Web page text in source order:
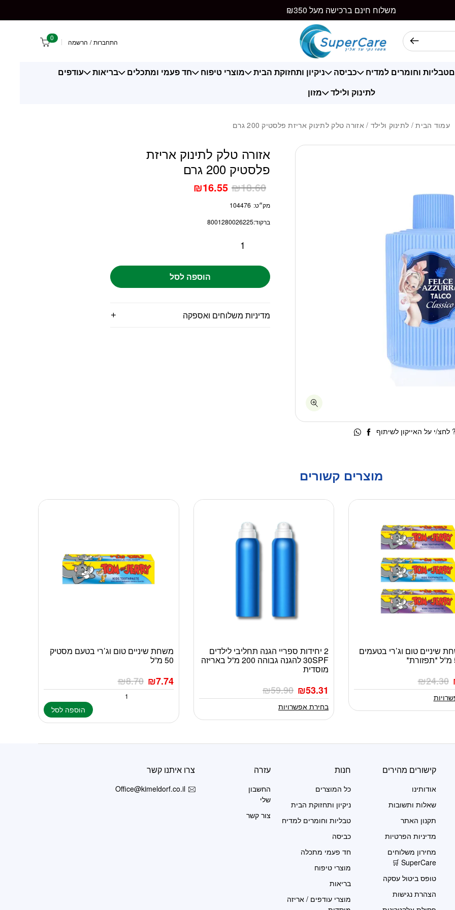
משלוח חינם ברכישה מעל ₪350
התחברות / הרשמה 0
טבליות וחומרים למדיח כביסה ניקיון ותחזוקת הבית מוצרי טיפוח חד פעמי ומתכלים בריאות
עודפים
לתינוק ולילד
מזון
עמוד הבית/ לתינוק ולילד / אזורה טלק לתינוק אריזת פלסטיק 200 גרם
אזורה טלק לתינוק אריזת
פלסטיק 200 גרם
₪18.60
₪16.55
מק״ט: 104476
ברקוד:8001280026225
הוספה לסל
מדיניות משלוחים ואספקה
י על האייקון לשיתוף
מוצרים קשורים
שיניים טום וג’רי בטעמים
₪24.30
2 יחידות ספריי הגנה תחליבי לילדים
30SPF להגנה גבוהה 200 מ”ל באריזה
מוסדית
₪59.90 ₪53.31
למוצר
זה
יש
סוגים.
ניתן
בעמוד
בחירת אפשרויות
משחת שיניים טום וג’רי בטעם מסטיק
50 מ”ל
₪8.70 ₪7.74
הוספה לסל
קישורים מהירים
אודותינו
שאלות ותשובות
תקנון האתר
מדיניות הפרטיות
מחירון משלוחים
SuperCare 🛒
טופס ביטול עסקה
הצהרת נגישות
חנות
כל המוצרים
ניקיון ותחזוקת הבית
טבליות וחומרים למדיח
כביסה
חד פעמי מתכלה
מוצרי טיפוח
בריאות
מוצרי עודפים / אריזה
עזרה
החשבון
שלי
צור קשר
צרו איתנו קשר
Office@kimeldorf.co.il